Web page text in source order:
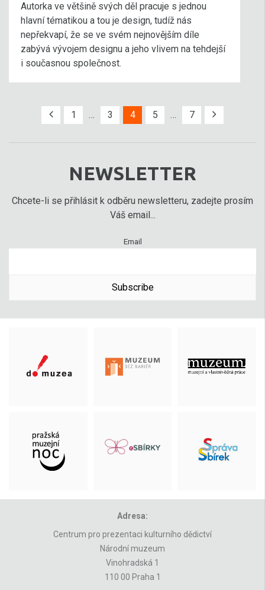
Autorka ve většině svých děl pracuje s jednou
hlavní tématikou a tou je design, tudíž nás
nepřekvapí, že se ve svém nejnovějším díle
zabývá vývojem designu a jeho vlivem na tehdejší
i současnou společnost.
1 … 3 4 5 … 7
NEWSLETTER
Chcete-li se přihlásit k odběru newsletteru, zadejte prosím
Váš email...
Email
Subscribe
Adresa:
Centrum pro prezentaci kulturního dědictví
Národní muzeum
Vinohradská 1
110 00 Praha 1